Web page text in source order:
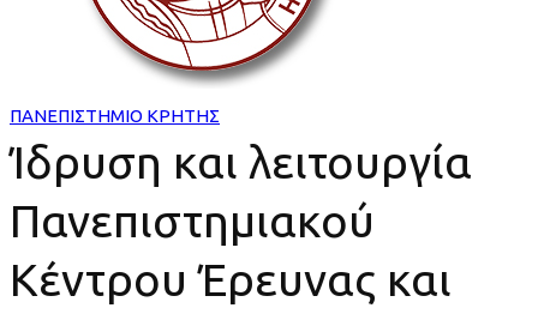
Κέντρου
Έρευνας
και
Καινοτομίας
(ΠΑ.Κ.Ε.Κ.)
ΠΑΝΕΠΙΣΤΗΜΙΟ ΚΡΗΤΗΣ
Ίδρυση και λειτουργία
Πανεπιστημιακού
Κέντρου Έρευνας και